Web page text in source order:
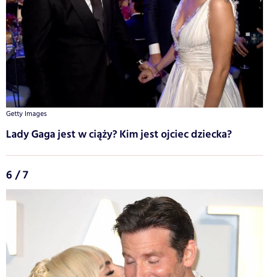
Getty Images
Lady Gaga jest w ciąży? Kim jest ojciec dziecka?
6 / 7